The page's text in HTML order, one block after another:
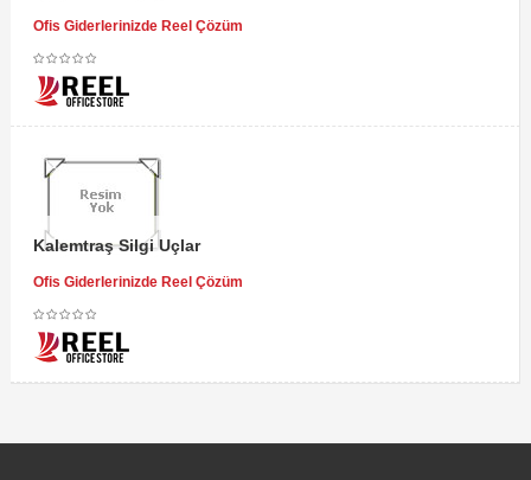
Ofis Giderlerinizde Reel Çözüm
Kalemtraş Silgi Uçlar
Ofis Giderlerinizde Reel Çözüm